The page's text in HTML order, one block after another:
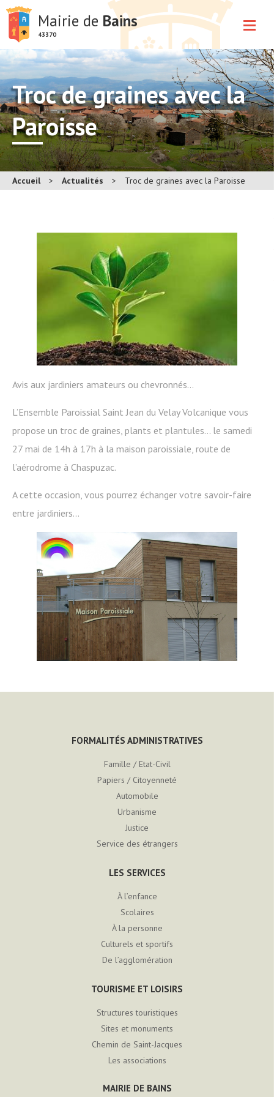
Mairie de Bains
43370
Troc de graines avec la
Paroisse
Accueil > Actualités > Troc de graines avec la Paroisse
Avis aux jardiniers amateurs ou chevronnés…
L’Ensemble Paroissial Saint Jean du Velay Volcanique vous
propose un troc de graines, plants et plantules… le samedi
27 mai de 14h à 17h à la maison paroissiale, route de
l’aérodrome à Chaspuzac.
A cette occasion, vous pourrez échanger votre savoir-faire
entre jardiniers…
FORMALITÉS ADMINISTRATIVES
Famille / Etat-Civil
Papiers / Citoyenneté
Automobile
Urbanisme
Justice
Service des étrangers
LES SERVICES
À l’enfance
Scolaires
À la personne
Culturels et sportifs
De l’agglomération
TOURISME ET LOISIRS
Structures touristiques
Sites et monuments
Chemin de Saint-Jacques
Les associations
MAIRIE DE BAINS